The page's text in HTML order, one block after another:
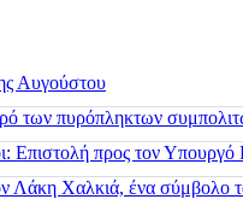
Αυγούστου
των πυρόπληκτων
Επιστολή προς τον
Λάκη Χαλκιά, ένα σύμβολο